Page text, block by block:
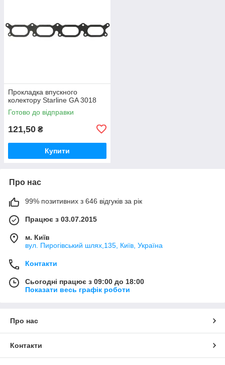
Прокладка впускного
колектору Starline GA 3018
Готово до відправки
121,50 ₴
Купити
Про нас
99% позитивних з 646 відгуків за рік
Працює з 03.07.2015
м. Київ
вул. Пирогівський шлях,135, Київ, Україна
Контакти
Сьогодні працює з 09:00 до 18:00
Показати весь графік роботи
Про нас
Контакти